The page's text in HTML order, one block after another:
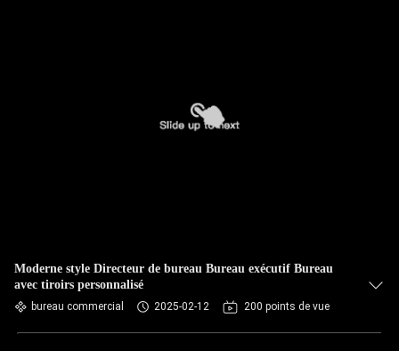
Moderne style Directeur de bureau Bureau exécutif Bureau
avec tiroirs personnalisé
bureau commercial 2025-02-12 200 points de vue